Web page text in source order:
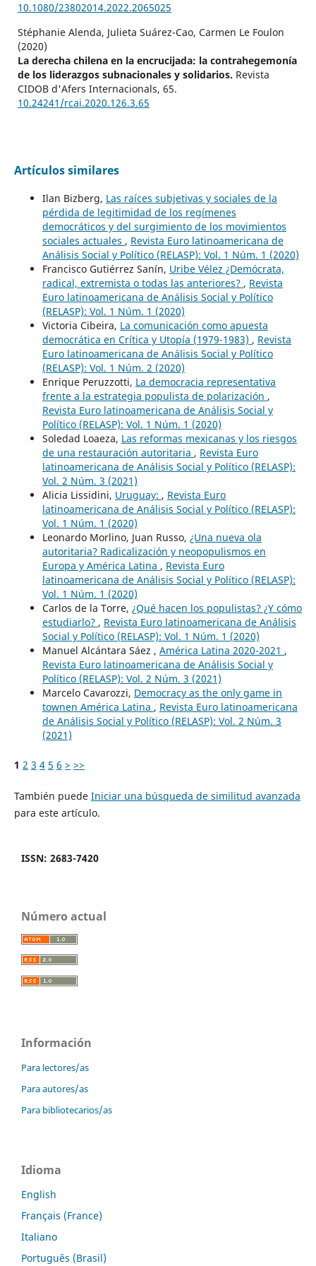
10.1080/23802014.2022.2065025
Stéphanie Alenda, Julieta Suárez-Cao, Carmen Le Foulon
(2020)
La derecha chilena en la encrucijada: la contrahegemonía
de los liderazgos subnacionales y solidarios. Revista
CIDOB d'Afers Internacionals, 65.
10.24241/rcai.2020.126.3.65
Artículos similares
Ilan Bizberg, Las raíces subjetivas y sociales de la
pérdida de legitimidad de los regímenes
democráticos y del surgimiento de los movimientos
sociales actuales , Revista Euro latinoamericana de
Análisis Social y Político (RELASP): Vol. 1 Núm. 1 (2020)
Francisco Gutiérrez Sanín, Uribe Vélez ¿Demócrata,
radical, extremista o todas las anteriores? , Revista
Euro latinoamericana de Análisis Social y Político
(RELASP): Vol. 1 Núm. 1 (2020)
Victoria Cibeira, La comunicación como apuesta
democrática en Crítica y Utopía (1979-1983) , Revista
Euro latinoamericana de Análisis Social y Político
(RELASP): Vol. 1 Núm. 2 (2020)
Enrique Peruzzotti, La democracia representativa
frente a la estrategia populista de polarización ,
Revista Euro latinoamericana de Análisis Social y
Político (RELASP): Vol. 1 Núm. 1 (2020)
Soledad Loaeza, Las reformas mexicanas y los riesgos
de una restauración autoritaria , Revista Euro
latinoamericana de Análisis Social y Político (RELASP):
Vol. 2 Núm. 3 (2021)
Alicia Lissidini, Uruguay: , Revista Euro
latinoamericana de Análisis Social y Político (RELASP):
Vol. 1 Núm. 1 (2020)
Leonardo Morlino, Juan Russo, ¿Una nueva ola
autoritaria? Radicalización y neopopulismos en
Europa y América Latina , Revista Euro
latinoamericana de Análisis Social y Político (RELASP):
Vol. 1 Núm. 1 (2020)
Carlos de la Torre, ¿Qué hacen los populistas? ¿Y cómo
estudiarlo? , Revista Euro latinoamericana de Análisis
Social y Político (RELASP): Vol. 1 Núm. 1 (2020)
Manuel Alcántara Sáez , América Latina 2020-2021 ,
Revista Euro latinoamericana de Análisis Social y
Político (RELASP): Vol. 2 Núm. 3 (2021)
Marcelo Cavarozzi, Democracy as the only game in
townen América Latina , Revista Euro latinoamericana
de Análisis Social y Político (RELASP): Vol. 2 Núm. 3
(2021)
1 2 3 4 5 6 > >>
También puede Iniciar una búsqueda de similitud avanzada
para este artículo.
ISSN: 2683-7420
Número actual
Información
Para lectores/as
Para autores/as
Para bibliotecarios/as
Idioma
English
Français (France)
Italiano
Português (Brasil)